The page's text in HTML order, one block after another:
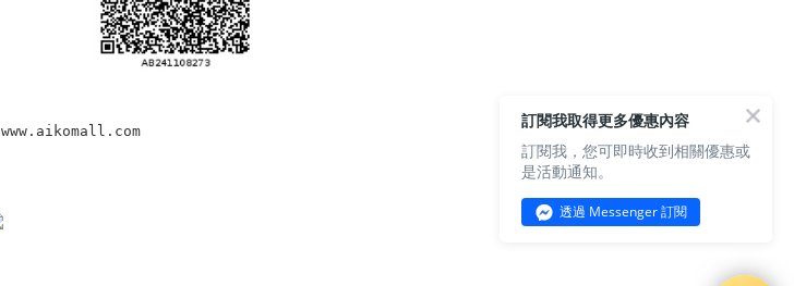
www.aikomall.com
訂閱我取得更多優惠內容
訂閱我，您可即時收到相關優惠或
是活動通知。
透過 Messenger 訂閱